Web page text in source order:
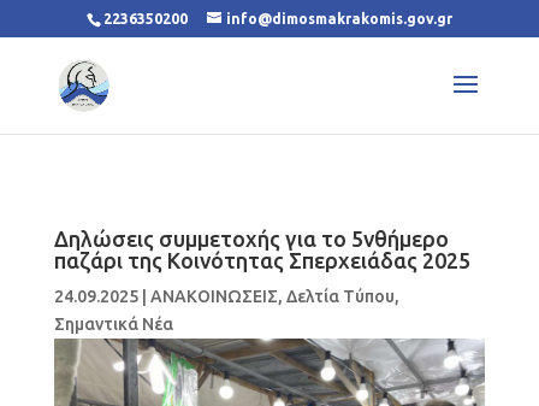
2236350200 info@dimosmakrakomis.gov.gr
Δηλώσεις συμμετοχής για το 5νθήμερο
παζάρι της Κοινότητας Σπερχειάδας 2025
24.09.2025| ΑΝΑΚΟΙΝΩΣΕΙΣ, Δελτία Τύπου,
Σημαντικά Νέα